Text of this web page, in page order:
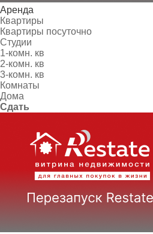
Аренда
Квартиры
Квартиры посуточно
Студии
1-комн. кв
2-комн. кв
3-комн. кв
Комнаты
Дома
Сдать